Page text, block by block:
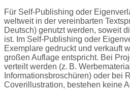
Für Self-Publishing oder
weltweit in der vereinbarten
Deutsch) genutzt werden, soweit
ist. Im Self-Publishing oder
Exemplare gedruckt und verkauft
großen Auflage entspricht. Bei
verteilt werden (z. B.
Informationsbroschüren) oder bei
Coverillustration, bestehen keine